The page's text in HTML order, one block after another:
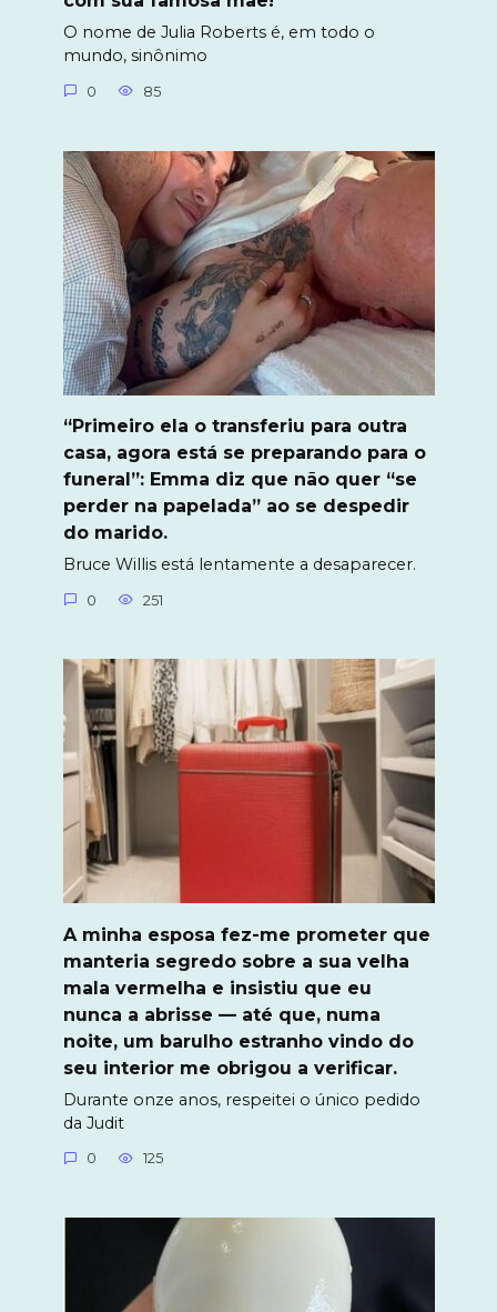
O nome de Julia Roberts é, em todo o
mundo, sinônimo
0 85
“Primeiro ela o transferiu para outra
casa, agora está se preparando para o
funeral”: Emma diz que não quer “se
perder na papelada” ao se despedir
do marido.
Bruce Willis está lentamente a desaparecer.
0 251
A minha esposa fez-me prometer que
manteria segredo sobre a sua velha
mala vermelha e insistiu que eu
nunca a abrisse — até que, numa
noite, um barulho estranho vindo do
seu interior me obrigou a verificar.
Durante onze anos, respeitei o único pedido
da Judit
0 125